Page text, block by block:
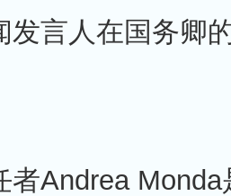
发言人在国务卿
者Andrea